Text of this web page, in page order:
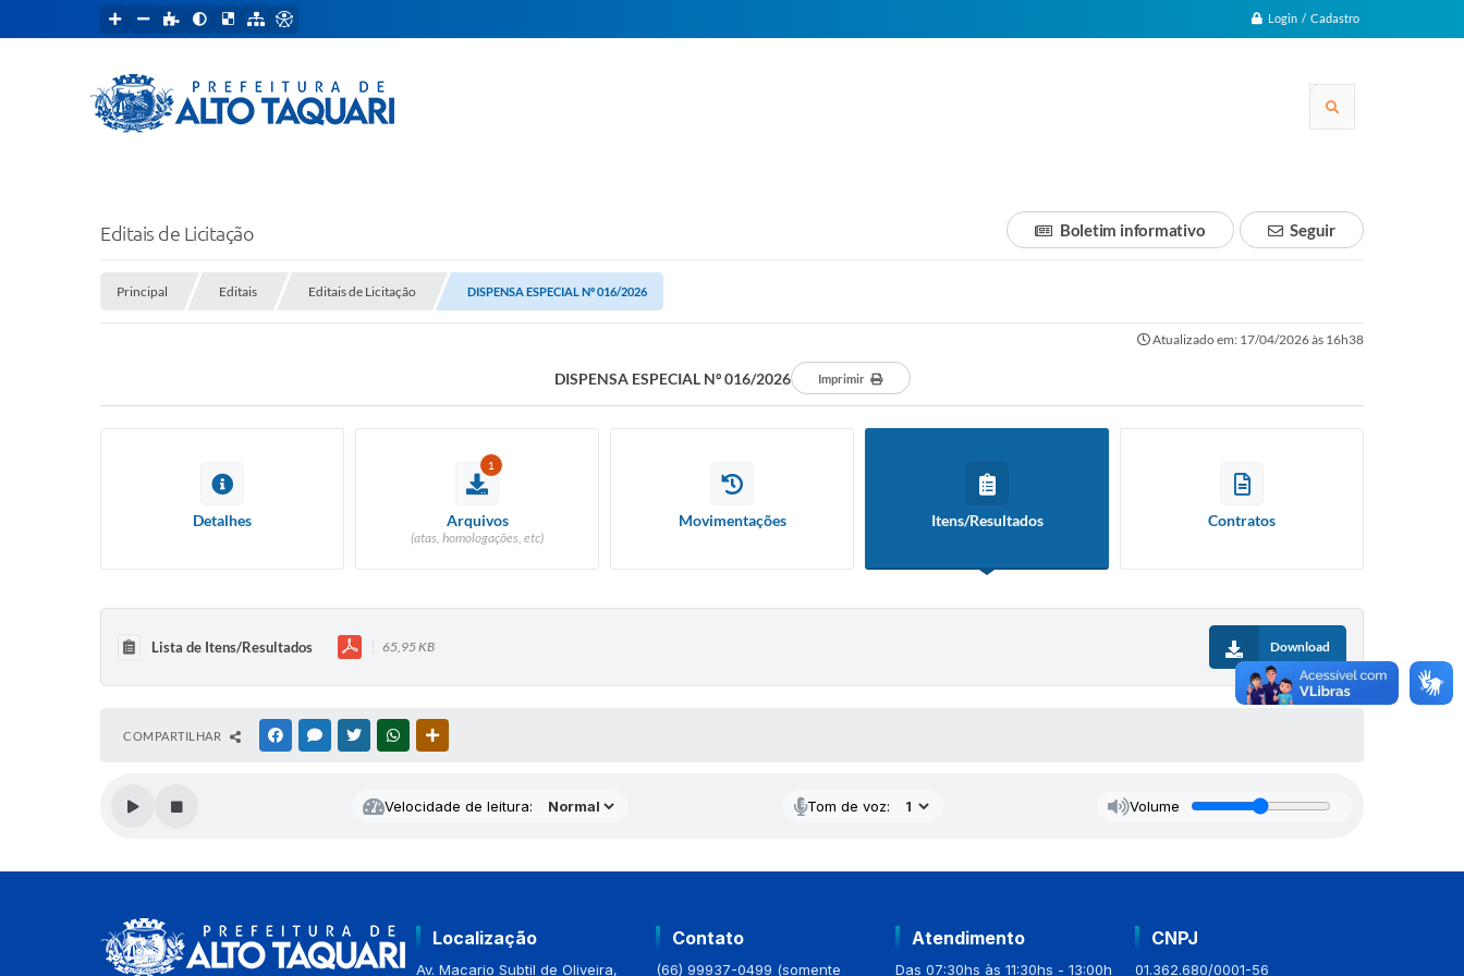
Login / Cadastro
Editais de Licitação Seguir
Boletim informativo
Principal Editais Editais de Licitação DISPENSA ESPECIAL Nº 016/2026
Atualizado em: 17/04/2026 às 16h38
DISPENSA ESPECIAL Nº 016/2026 Imprimir
Detalhes
1
Arquivos
(atas, homologações, etc)
Movimentações Itens/Resultados Contratos
Lista de Itens/Resultados 65,95 KB Download
COMPARTILHAR FACEBOOKMESSENGER
TWITTERWHATSAPP
Velocidade de leitura: Tom de voz: Volume
Localização
Av. Macario Subtil de Oliveira,
Contato
(66) 99937-0499 (somente
Atendimento
Das 07:30hs às 11:30hs - 13:00h
CNPJ
01.362.680/0001-56